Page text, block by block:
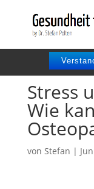
Wir
der
Stress
Wie
von Stefan |